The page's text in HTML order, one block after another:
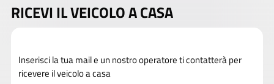
RICEVI IL VEICOLO A CASA
Inserisci la tua mail e un nostro operatore ti contatterà per
ricevere il veicolo a casa